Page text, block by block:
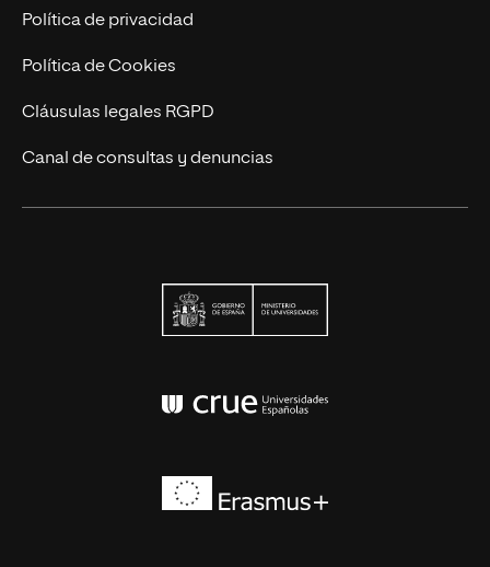
Contacto
Política de privacidad
Política de Cookies
Cláusulas legales RGPD
Canal de consultas y denuncias
Conferencia de